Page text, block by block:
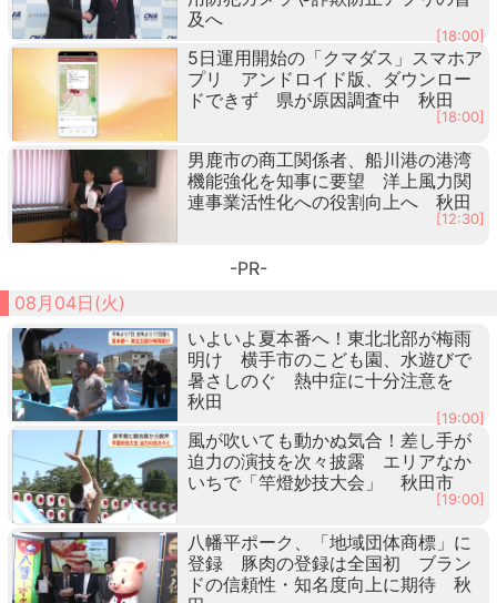
及へ
[18:00]
5日運用開始の「クマダス」スマホア
プリ アンドロイド版、ダウンロー
ドできず 県が原因調査中 秋田
[18:00]
男鹿市の商工関係者、船川港の港湾
機能強化を知事に要望 洋上風力関
連事業活性化への役割向上へ 秋田
[12:30]
-PR-
08月04日(火)
いよいよ夏本番へ！東北北部が梅雨
明け 横手市のこども園、水遊びで
暑さしのぐ 熱中症に十分注意を
秋田
[19:00]
風が吹いても動かぬ気合！差し手が
迫力の演技を次々披露 エリアなか
いちで「竿燈妙技大会」 秋田市
[19:00]
八幡平ポーク、「地域団体商標」に
登録 豚肉の登録は全国初 ブラン
ドの信頼性・知名度向上に期待 秋